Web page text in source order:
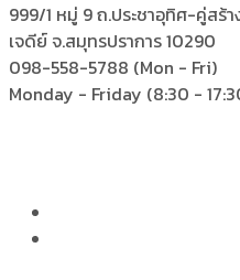
999/1 หมู่ 9 ถ.ประชาอุทิศ-คู่สร้า
เจดีย์ จ.สมุทรปราการ 10290
098-558-5788 (Mon - Fri)
Monday - Friday (8:30 -